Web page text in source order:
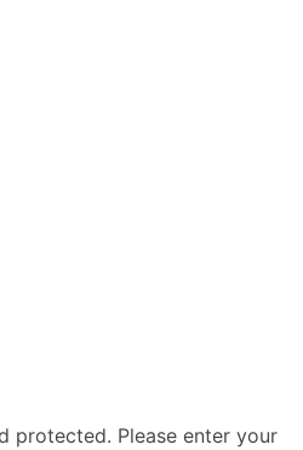
protected. Please enter your